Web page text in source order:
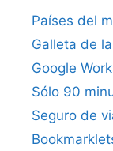
Países del
Galleta de
Google
Sólo 90
Seguro de